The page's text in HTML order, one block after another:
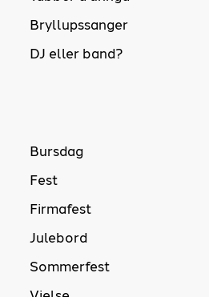
Bryllupssanger
DJ eller band?
Bursdag
Fest
Firmafest
Julebord
Sommerfest